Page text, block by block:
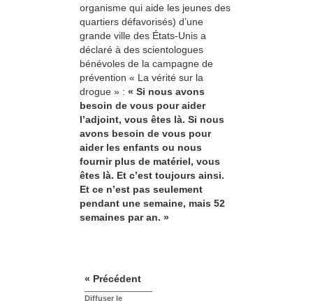
organisme qui aide les jeunes des
quartiers défavorisés) d’une
grande ville des États-Unis a
déclaré à des scientologues
bénévoles de la campagne de
prévention « La vérité sur la
drogue » : « Si nous avons
besoin de vous pour aider
l’adjoint, vous êtes là. Si nous
avons besoin de vous pour
aider les enfants ou nous
fournir plus de matériel, vous
êtes là. Et c’est toujours ainsi.
Et ce n’est pas seulement
pendant une semaine, mais 52
semaines par an. »
« Précédent
Diffuser le